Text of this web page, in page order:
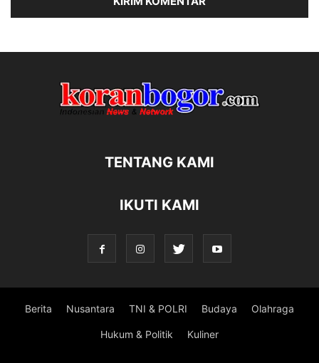
TENTANG KAMI
IKUTI KAMI
Berita Nusantara TNI & POLRI Budaya Olahraga
Hukum & Politik Kuliner